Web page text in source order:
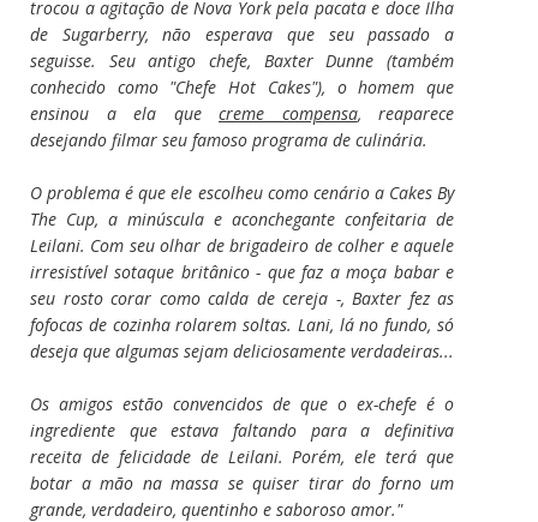
trocou a agitação de Nova York pela pacata e doce Ilha
de Sugarberry, não esperava que seu passado a
seguisse. Seu antigo chefe, Baxter Dunne (também
conhecido como "Chefe Hot Cakes"), o homem que
ensinou a ela que creme compensa, reaparece
desejando filmar seu famoso programa de culinária.
O problema é que ele escolheu como cenário a Cakes By
The Cup, a minúscula e aconchegante confeitaria de
Leilani. Com seu olhar de brigadeiro de colher e aquele
irresistível sotaque britânico - que faz a moça babar e
seu rosto corar como calda de cereja -, Baxter fez as
fofocas de cozinha rolarem soltas. Lani, lá no fundo, só
deseja que algumas sejam deliciosamente verdadeiras...
Os amigos estão convencidos de que o ex-chefe é o
ingrediente que estava faltando para a definitiva
receita de felicidade de Leilani. Porém, ele terá que
botar a mão na massa se quiser tirar do forno um
grande, verdadeiro, quentinho e saboroso amor."